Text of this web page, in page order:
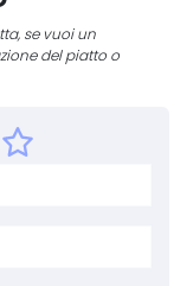
se vuoi un
del piatto o